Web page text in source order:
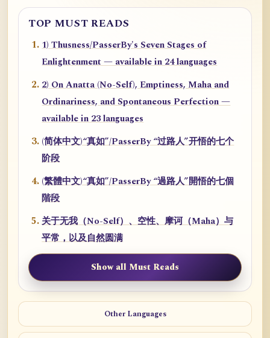
TOP MUST READS
1) Thusness/PasserBy's Seven Stages of
Enlightenment — available in 24 languages
2) On Anatta (No-Self), Emptiness, Maha and
Ordinariness, and Spontaneous Perfection —
available in 23 languages
(简体中文)“真如”/PasserBy “过路人”开悟的七个
阶段
(繁體中文)“真如”/PasserBy “過路人”開悟的七個
階段
关于无我（No-Self）、空性、摩诃（Maha）与
平常，以及自然圆满
Show all Must Reads
Other Languages